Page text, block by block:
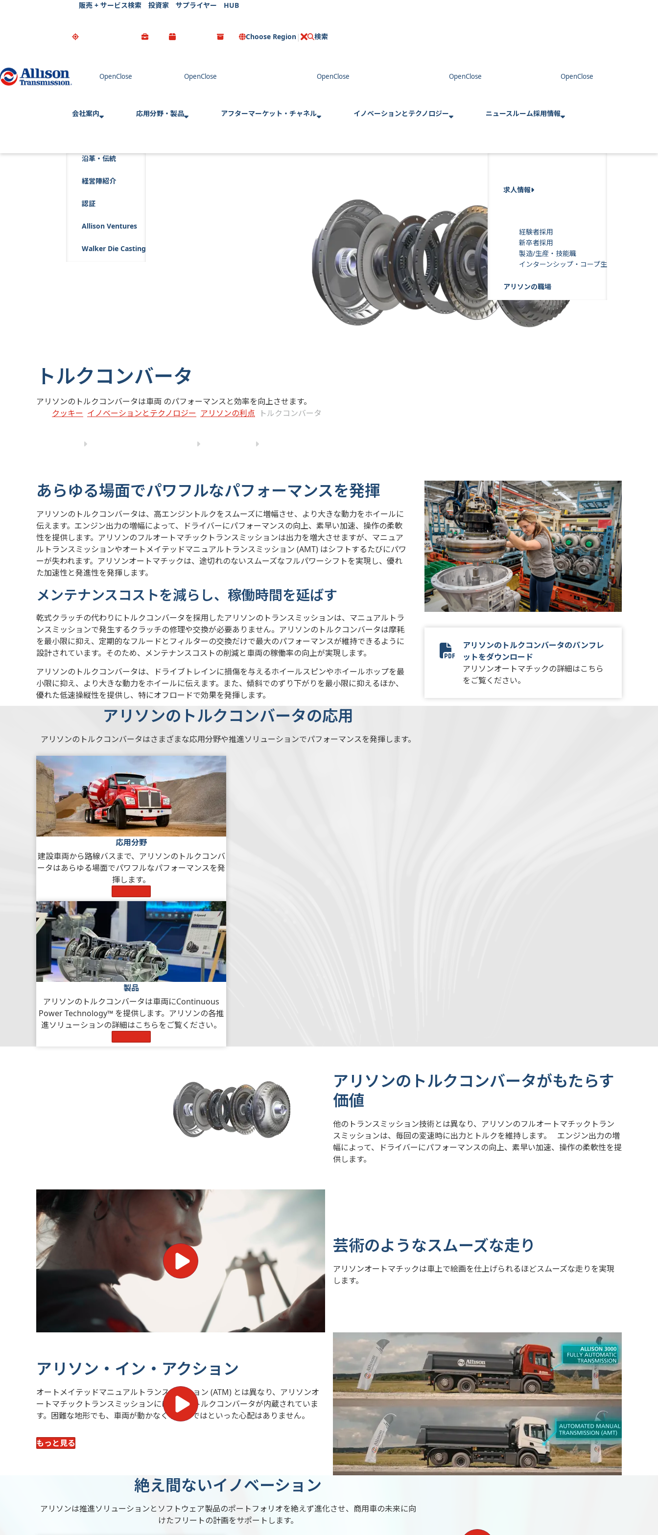
Go Home
販売 + サービス検索 投資家 サプライヤー HUB
Choose Region 検索
s
会社案内
沿革・伝統
経営陣紹介
認証
Allison Ventures
Walker Die Casting
応用分野・製品 アフターマーケット・チャネル イノベーションとテクノロジー ニュースルーム採用情報
求人情報
経験者採用
新卒者採用
製造/生産・技能職
インターンシップ・コープ生
アリソンの職場
トルクコンバータ
アリソンのトルクコンバータは車両 のパフォーマンスと効率を向上させます。
クッキー イノベーションとテクノロジー アリソンの利点 トルクコンバータ
あらゆる場面でパワフルなパフォーマンスを発揮
アリソンのトルクコンバータは、高エンジントルクをスムーズに増幅させ、より大きな動力をホイールに
伝えます。エンジン出力の増幅によって、ドライバーにパフォーマンスの向上、素早い加速、操作の柔軟
性を提供します。アリソンのフルオートマチックトランスミッションは出力を増大させますが、マニュア
ルトランスミッションやオートメイテッドマニュアルトランスミッション (AMT) はシフトするたびにパワ
ーが失われます。アリソンオートマチックは、途切れのないスムーズなフルパワーシフトを実現し、優れ
た加速性と発進性を発揮します。
メンテナンスコストを減らし、稼働時間を延ばす
乾式クラッチの代わりにトルクコンバータを採用したアリソンのトランスミッションは、マニュアルトラ
ンスミッションで発生するクラッチの修理や交換が必要ありません。アリソンのトルクコンバータは摩耗
を最小限に抑え、定期的なフルードとフィルターの交換だけで最大のパフォーマンスが維持できるように
設計されています。そのため、メンテナンスコストの削減と車両の稼働率の向上が実現します。
アリソンのトルクコンバータは、ドライブトレインに損傷を与えるホイールスピンやホイールホップを最
小限に抑え、より大きな動力をホイールに伝えます。また、傾斜でのずり下がりを最小限に抑えるほか、
優れた低速操縦性を提供し、特にオフロードで効果を発揮します。
Torque Converter Brochure
アリソンのトルクコンバータのパンフレ
ットをダウンロード
アリソンオートマチックの詳細はこちら
をご覧ください。
アリソンのトルクコンバータの応用
アリソンのトルクコンバータはさまざまな応用分野や推進ソリューションでパフォーマンスを発揮します。
応用分野
建設車両から路線バスまで、アリソンのトルクコンバ
ータはあらゆる場面でパワフルなパフォーマンスを発
揮します。
製品
アリソンのトルクコンバータは車両にContinuous
Power Technology™ を提供します。アリソンの各推
進ソリューションの詳細はこちらをご覧ください。
アリソンのトルクコンバータがもたらす
価値
他のトランスミッション技術とは異なり、アリソンのフルオートマチックトラン
スミッションは、毎回の変速時に出力とトルクを維持します。
エンジン出力の増
幅によって、ドライバーにパフォーマンスの向上、素早い加速、操作の柔軟性を提
供します。
芸術のようなスムーズな走り
アリソンオートマチックは車上で絵画を仕上げられるほどスムーズな走りを実現
します。
アリソン・イン・アクション
オートメイテッドマニュアルトランスミッション (ATM) とは異なり、アリソンオ
ートマチックトランスミッションには油圧式トルクコンバータが内蔵されていま
す。困難な地形でも、車両が動かなくなるのではといった心配はありません。
もっと見る
絶え間ないイノベーション
アリソンは推進ソリューションとソフトウェア製品のポートフォリオを絶えず進化させ、商用車の未来に向
けたフリートの計画をサポートします。